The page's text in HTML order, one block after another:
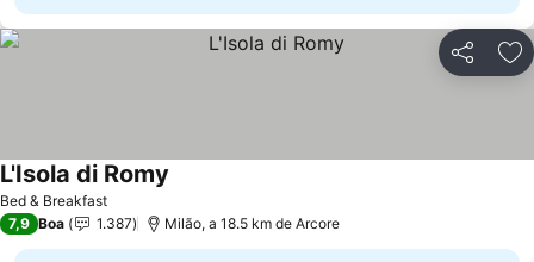
Partilhar
Bed & Breakfast
L'Isola di Romy
7,9 Boa 1.387 Milão, a 18.5 km de Arcore